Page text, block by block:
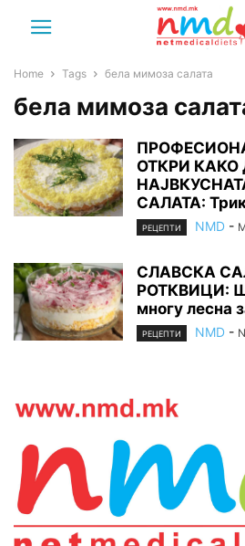
Home Tags бела мимоза салата
бела мимоза
ОТКРИ КАКО
САЛАТА:
РЕЦЕПТИ NMD -
СЛАВСКА
РОТКВИЦИ:
многу лесна
РЕЦЕПТИ NMD -